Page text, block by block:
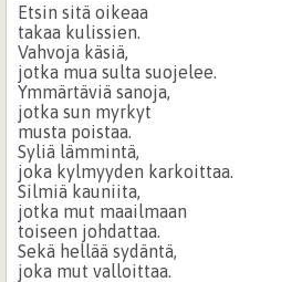
Etsin sitä oikeaa
takaa kulissien.
Vahvoja käsiä,
jotka mua sulta suojelee.
Ymmärtäviä sanoja,
jotka sun myrkyt
musta poistaa.
Syliä lämmintä,
joka kylmyyden karkoittaa.
Silmiä kauniita,
jotka mut maailmaan
toiseen johdattaa.
Sekä hellää sydäntä,
joka mut valloittaa.